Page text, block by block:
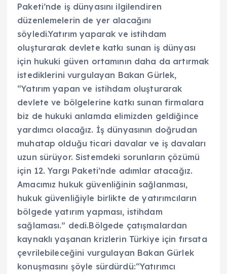
Paketi’nde iş dünyasını ilgilendiren
düzenlemelerin de yer alacağını
söyledi.Yatırım yaparak ve istihdam
oluşturarak devlete katkı sunan iş dünyası
için hukuki güven ortamının daha da artırmak
istediklerini vurgulayan Bakan Gürlek,
“Yatırım yapan ve istihdam oluşturarak
devlete ve bölgelerine katkı sunan firmalara
biz de hukuki anlamda elimizden geldiğince
yardımcı olacağız. İş dünyasının doğrudan
muhatap olduğu ticari davalar ve iş davaları
uzun sürüyor. Sistemdeki sorunların çözümü
için 12. Yargı Paketi’nde adımlar atacağız.
Amacımız hukuk güvenliğinin sağlanması,
hukuk güvenliğiyle birlikte de yatırımcıların
bölgede yatırım yapması, istihdam
sağlaması.” dedi.Bölgede çatışmalardan
kaynaklı yaşanan krizlerin Türkiye için fırsata
çevrilebileceğini vurgulayan Bakan Gürlek
konuşmasını şöyle sürdürdü:“Yatırımcı